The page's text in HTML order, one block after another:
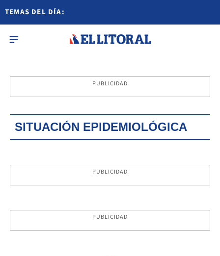
TEMAS DEL DÍA:
PUBLICIDAD
SITUACIÓN EPIDEMIOLÓGICA
PUBLICIDAD
PUBLICIDAD